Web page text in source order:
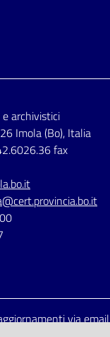
archivistici
Imola (Bo), Italia
fax
via email